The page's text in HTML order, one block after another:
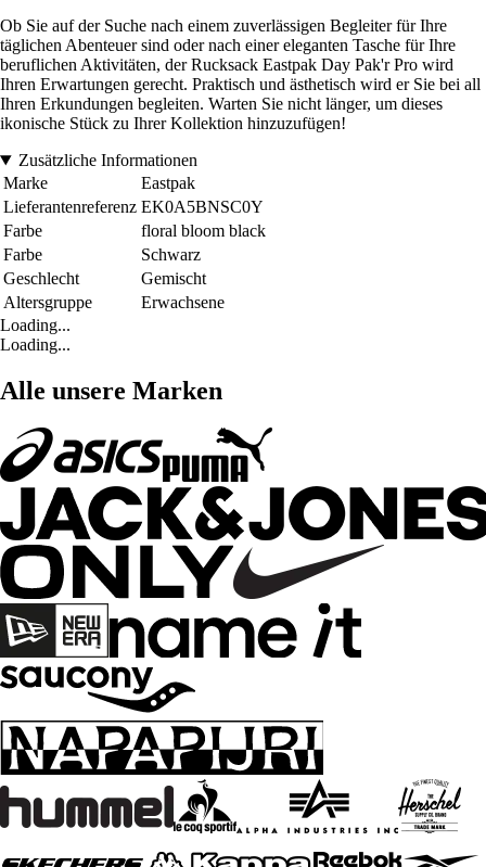
Ob Sie auf der Suche nach einem zuverlässigen Begleiter für Ihre
täglichen Abenteuer sind oder nach einer eleganten Tasche für Ihre
beruflichen Aktivitäten, der Rucksack Eastpak Day Pak'r Pro wird
Ihren Erwartungen gerecht. Praktisch und ästhetisch wird er Sie bei all
Ihren Erkundungen begleiten. Warten Sie nicht länger, um dieses
ikonische Stück zu Ihrer Kollektion hinzuzufügen!
Zusätzliche Informationen
Marke
Eastpak
Lieferantenreferenz EK0A5BNSC0Y
Farbe
floral bloom black
Farbe
Schwarz
Geschlecht
Gemischt
Altersgruppe
Erwachsene
Loading...
Loading...
Alle unsere Marken